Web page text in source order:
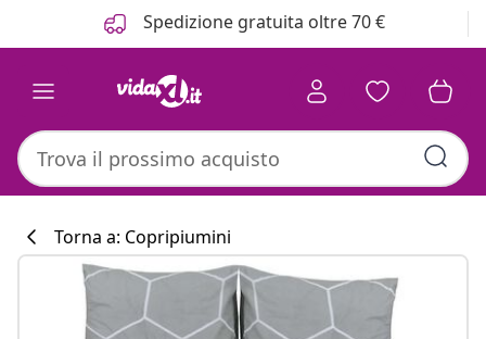
Spedizione gratuita oltre 70 €
Torna a: Copripiumini